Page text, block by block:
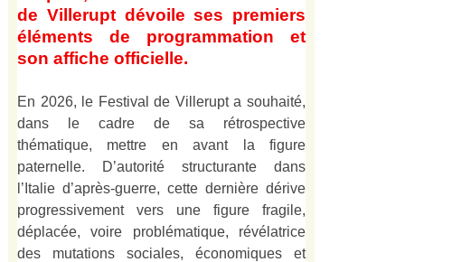
de Villerupt dévoile ses premiers
éléments de programmation et
son affiche officielle.
En 2026, le Festival de Villerupt a souhaité,
dans le cadre de sa rétrospective
thématique, mettre en avant la figure
paternelle. D’autorité structurante dans
l’Italie d’après-guerre, cette dernière dérive
progressivement vers une figure fragile,
déplacée, voire problématique, révélatrice
des mutations sociales, économiques et